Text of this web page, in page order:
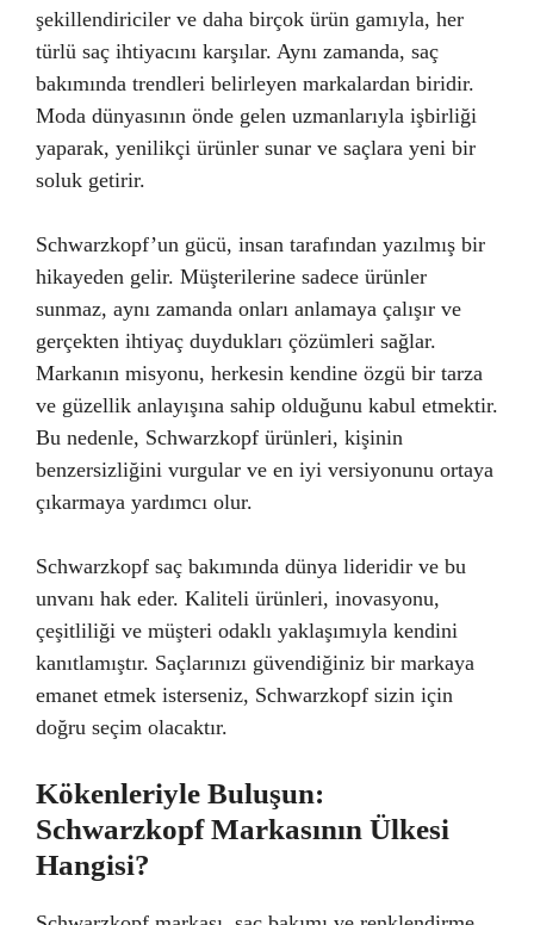
şekillendiriciler ve daha birçok ürün gamıyla, her
türlü saç ihtiyacını karşılar. Aynı zamanda, saç
bakımında trendleri belirleyen markalardan biridir.
Moda dünyasının önde gelen uzmanlarıyla işbirliği
yaparak, yenilikçi ürünler sunar ve saçlara yeni bir
soluk getirir.
Schwarzkopf’un gücü, insan tarafından yazılmış bir
hikayeden gelir. Müşterilerine sadece ürünler
sunmaz, aynı zamanda onları anlamaya çalışır ve
gerçekten ihtiyaç duydukları çözümleri sağlar.
Markanın misyonu, herkesin kendine özgü bir tarza
ve güzellik anlayışına sahip olduğunu kabul etmektir.
Bu nedenle, Schwarzkopf ürünleri, kişinin
benzersizliğini vurgular ve en iyi versiyonunu ortaya
çıkarmaya yardımcı olur.
Schwarzkopf saç bakımında dünya lideridir ve bu
unvanı hak eder. Kaliteli ürünleri, inovasyonu,
çeşitliliği ve müşteri odaklı yaklaşımıyla kendini
kanıtlamıştır. Saçlarınızı güvendiğiniz bir markaya
emanet etmek isterseniz, Schwarzkopf sizin için
doğru seçim olacaktır.
Kökenleriyle Buluşun:
Schwarzkopf Markasının Ülkesi
Hangisi?